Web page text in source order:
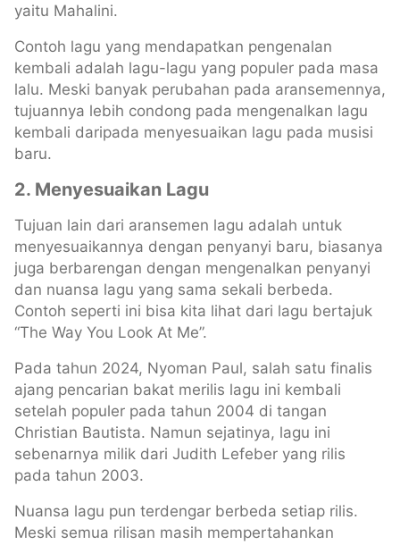
yaitu Mahalini.
Contoh lagu yang mendapatkan pengenalan
kembali adalah lagu-lagu yang populer pada masa
lalu. Meski banyak perubahan pada aransemennya,
tujuannya lebih condong pada mengenalkan lagu
kembali daripada menyesuaikan lagu pada musisi
baru.
2. Menyesuaikan Lagu
Tujuan lain dari aransemen lagu adalah untuk
menyesuaikannya dengan penyanyi baru, biasanya
juga berbarengan dengan mengenalkan penyanyi
dan nuansa lagu yang sama sekali berbeda.
Contoh seperti ini bisa kita lihat dari lagu bertajuk
“The Way You Look At Me”.
Pada tahun 2024, Nyoman Paul, salah satu finalis
ajang pencarian bakat merilis lagu ini kembali
setelah populer pada tahun 2004 di tangan
Christian Bautista. Namun sejatinya, lagu ini
sebenarnya milik dari Judith Lefeber yang rilis
pada tahun 2003.
Nuansa lagu pun terdengar berbeda setiap rilis.
Meski semua rilisan masih mempertahankan